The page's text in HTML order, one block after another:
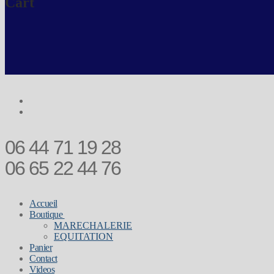
06 44 71 19 28
06 65 22 44 76
Accueil
Boutique
MARECHALERIE
EQUITATION
Panier
Contact
Videos